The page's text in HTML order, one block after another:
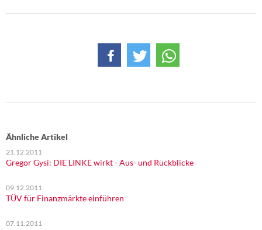
Ähnliche Artikel
21.12.2011
Gregor Gysi: DIE LINKE wirkt - Aus- und Rückblicke
09.12.2011
TÜV für Finanzmärkte einführen
07.11.2011